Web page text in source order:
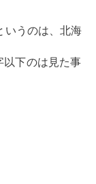
いうのは、北海
以下のは見た事